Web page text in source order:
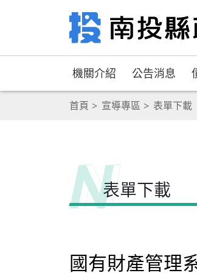
機關介紹 公告消息
首頁 宣導專區 表單下載
表單下載
國有財產管理